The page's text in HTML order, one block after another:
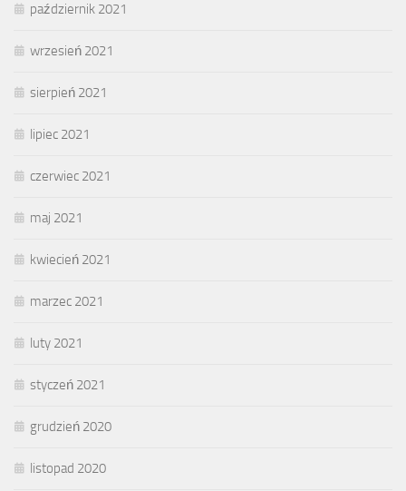
październik 2021
wrzesień 2021
sierpień 2021
lipiec 2021
czerwiec 2021
maj 2021
kwiecień 2021
marzec 2021
luty 2021
styczeń 2021
grudzień 2020
listopad 2020